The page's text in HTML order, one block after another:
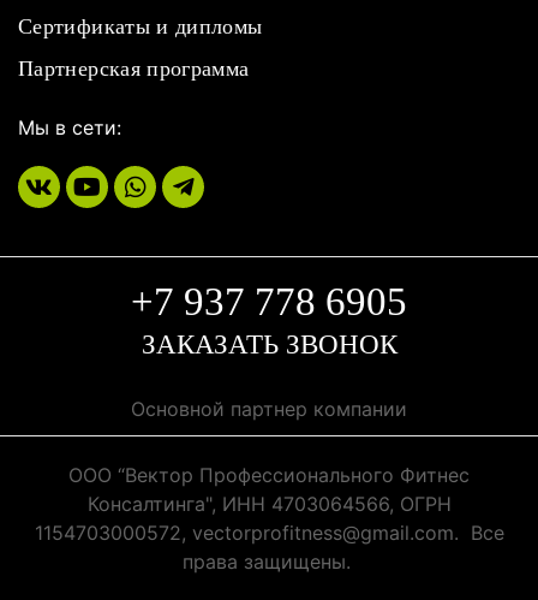
Сертификаты и дипломы
Партнерская программа
Мы в сети:
+7 937 778 6905
ЗАКАЗАТЬ ЗВОНОК
Основной партнер компании
ООО “Вектор Профессионального Фитнес
Консалтинга", ИНН 4703064566, ОГРН
1154703000572, vectorprofitness@gmail.com. Все
права защищены.